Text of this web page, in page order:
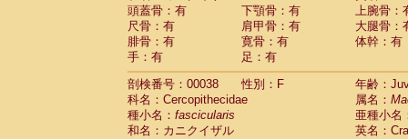
CercopithecidaeTrachypithecus
CercopithecidaeColobinae spp.(0)
CercopithecidaePresbytesinaespp.(0)
CercopithecidaeCercopithecidae
HylobatidaeHoolock hoolock(1)
HylobatidaeHylobates agilis
HylobatidaeHylobates klossii (0)
Hylobatidae
頭蓋骨：有
下顎骨：有
上腕骨：
尺骨：有
肩甲骨：有
大腿骨：
腓骨：有
寛骨：有
体幹：有
手：有
足：有
剖検番号：00038
性別：F
年齢：
科名：Cercopithecidae
属名：
種小名： fascicularis
亜種小名
和名：カニクイザル
英名：